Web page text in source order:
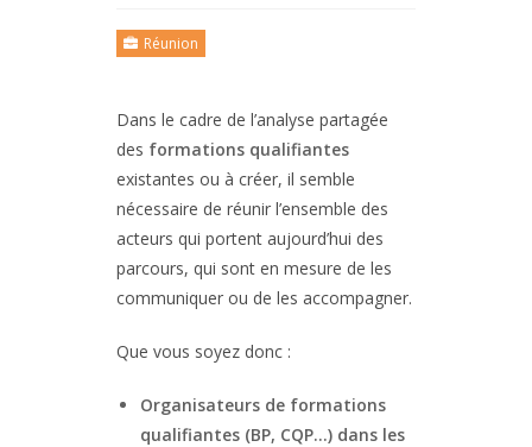
Réunion
Dans le cadre de l’analyse partagée
des formations qualifiantes
existantes ou à créer, il semble
nécessaire de réunir l’ensemble des
acteurs qui portent aujourd’hui des
parcours, qui sont en mesure de les
communiquer ou de les accompagner.
Que vous soyez donc :
Organisateurs de formations
qualifiantes (BP, CQP…) dans les